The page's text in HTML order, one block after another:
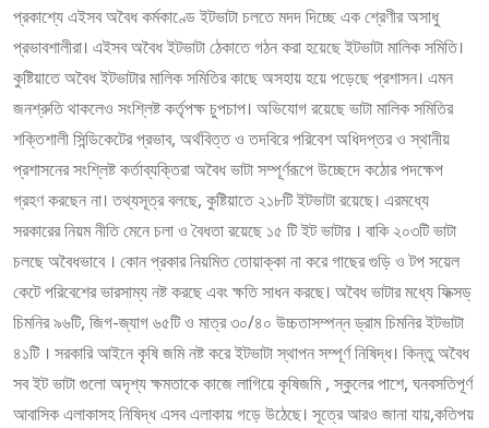
প্রকাশ্যে এইসব অবৈধ কর্মকাণ্ডে ইটভাটা চলতে মদদ দিচ্ছে এক শ্রেণীর অসাধু
প্রভাবশালীরা। এইসব অবৈধ ইটভাটা ঠেকাতে গঠন করা হয়েছে ইটভাটা মালিক সমিতি।
কুষ্টিয়াতে অবৈধ ইটভাটার মালিক সমিতির কাছে অসহায় হয়ে পড়েছে প্রশাসন। এমন
জনশ্রুতি থাকলেও সংশ্লিষ্ট কর্তৃপক্ষ চুপচাপ। অভিযোগ রয়েছে ভাটা মালিক সমিতির
শক্তিশালী সিন্ডিকেটের প্রভাব, অর্থবিত্ত ও তদবিরে পরিবেশ অধিদপ্তর ও স্থানীয়
প্রশাসনের সংশ্লিষ্ট কর্তাব্যক্তিরা অবৈধ ভাটা সম্পূর্ণরূপে উচ্ছেদে কঠোর পদক্ষেপ
গ্রহণ করছেন না। তথ্যসূত্র বলছে, কুষ্টিয়াতে ২১৮টি ইটভাটা রয়েছে। এরমধ্যে
সরকারের নিয়ম নীতি মেনে চলা ও বৈধতা রয়েছে ১৫ টি ইট ভাটার । বাকি ২০৩টি ভাটা
চলছে অবৈধভাবে । কোন প্রকার নিয়মিত তোয়াক্কা না করে গাছের গুড়ি ও টপ সয়েল
কেটে পরিবেশের ভারসাম্য নষ্ট করছে এবং ক্ষতি সাধন করছে। অবৈধ ভাটার মধ্যে ফিক্সড্
চিমনির ৯৬টি, জিগ-জ্যাগ ৬৫টি ও মাত্র ৩০/৪০ উচ্চতাসম্পন্ন ড্রাম চিমনির ইটভাটা
৪১টি । সরকারি আইনে কৃষি জমি নষ্ট করে ইটভাটা স্থাপন সম্পূর্ণ নিষিদ্ধ। কিন্তু অবৈধ
সব ইট ভাটা গুলো অদৃশ্য ক্ষমতাকে কাজে লাগিয়ে কৃষিজমি , স্কুলের পাশে, ঘনবসতিপূর্ণ
আবাসিক এলাকাসহ নিষিদ্ধ এসব এলাকায় গড়ে উঠেছে। সূত্রে আরও জানা যায়,কতিপয়